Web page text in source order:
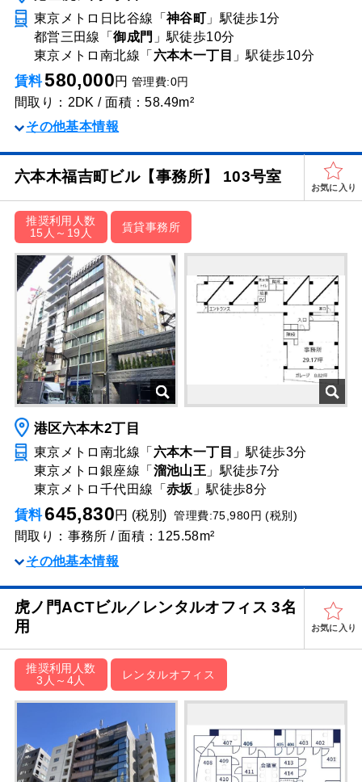
東京メトロ日比谷線「 神谷町 」駅徒歩1分
都営三田線「御成門 」駅徒歩10分
東京メトロ南北線「 六本木一丁目 」駅徒歩10分
賃料580,000円 管理費:0円
間取り：2DK / 面積：58.49m²
その他基本情報
六本木福吉町ビル【事務所】 103号室
お気に入り
推奨利用人数
15人～19人
賃貸事務所
港区六本木2丁目
東京メトロ南北線「 六本木一丁目 」駅徒歩3分
東京メトロ銀座線「 溜池山王 」駅徒歩7分
東京メトロ千代田線「 赤坂 」駅徒歩8分
賃料645,830円 (税別)管理費:75,980円 (税別)
間取り：事務所 / 面積：125.58m²
その他基本情報
虎ノ門ACTビル／レンタルオフィス 3名
用
お気に入り
推奨利用人数
3人～4人
レンタルオフィス